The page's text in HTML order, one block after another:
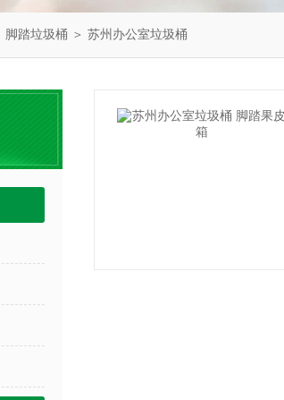
脚踏垃圾桶 ＞ 苏州办公室垃圾桶